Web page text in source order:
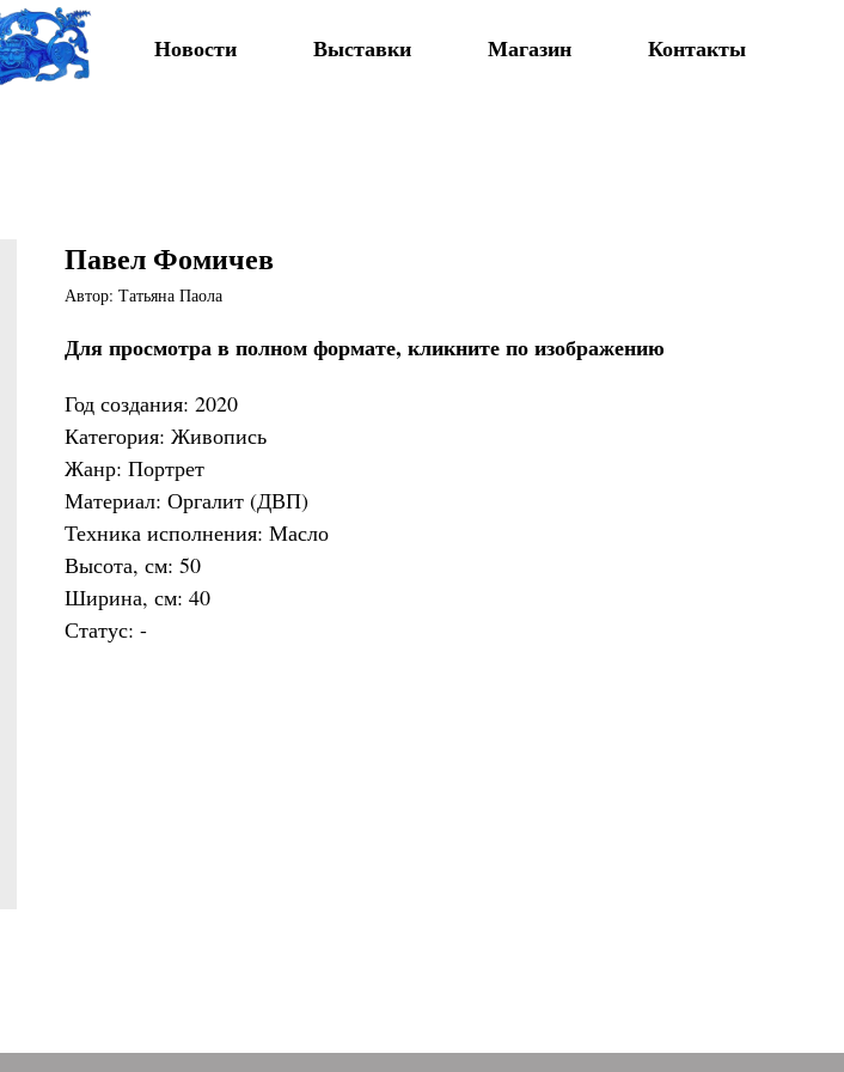
Новости Выставки Магазин Контакты
Павел Фомичев
Автор: Татьяна Паола
Для просмотра в полном формате, кликните по изображению
Год создания: 2020
Категория: Живопись
Жанр: Портрет
Материал: Оргалит (ДВП)
Техника исполнения: Масло
Высота, см: 50
Ширина, см: 40
Статус: -